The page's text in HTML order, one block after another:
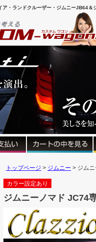
・ランドクルーザー・ジムニーJB64
トップページ ジムニー ジム
カラー設定あり
ジムニーノマド JC74